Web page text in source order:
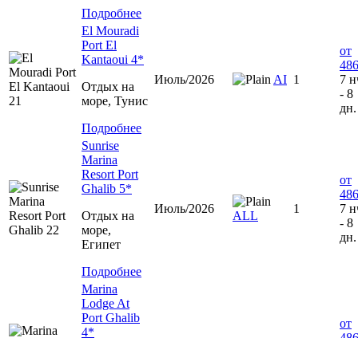
Подробнее
El Mouradi
Port El
Kantaoui 4*
Отдых на
море, Тунис
Подробнее
Июль/2026 AI 1
от
7
- 8
дн.
Sunrise
Marina
Resort Port
Ghalib 5*
Отдых на
море,
Египет
Подробнее
Июль/2026
ALL
1
от
7
- 8
дн.
Marina
Lodge At
Port Ghalib
4*
от